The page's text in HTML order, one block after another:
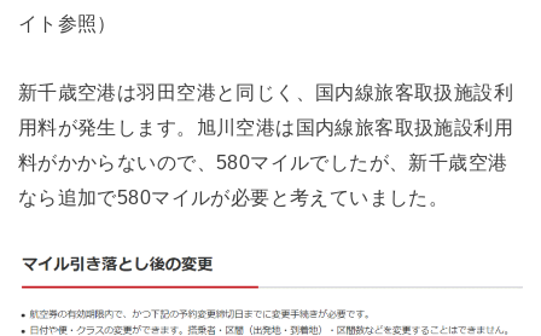
イト参照）
新千歳空港は羽田空港と同じく、国内線旅客取扱施設利
用料が発生します。旭川空港は国内線旅客取扱施設利用
料がかからないので、580マイルでしたが、新千歳空港
なら追加で580マイルが必要と考えていました。